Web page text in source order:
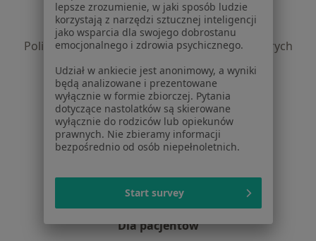
Polityka prywatności pacjentów
Polityka prywatności profesjonalistów
Polityka prywatności dla profesjonalistów, których
dane pozyskaliśmy samodzielnie
Polityka cookies
Jak działają wyniki wyszukiwania
Dostępność
O nas
Praca Rekrutujemy!
Centrum prasowe
Kontakt
Dla pacjentów
lepsze zrozumienie, w jaki sposób ludzie
korzystają z narzędzi sztucznej inteligencji
jako wsparcia dla swojego dobrostanu
emocjonalnego i zdrowia psychicznego.
Udział w ankiecie jest anonimowy, a wyniki
będą analizowane i prezentowane
wyłącznie w formie zbiorczej. Pytania
dotyczące nastolatków są skierowane
wyłącznie do rodziców lub opiekunów
prawnych. Nie zbieramy informacji
bezpośrednio od osób niepełnoletnich.
Start survey